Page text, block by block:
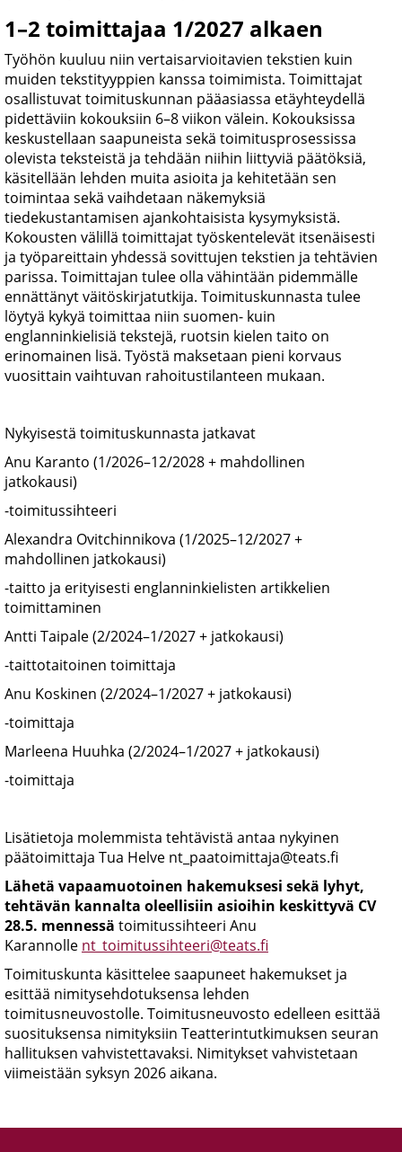
1–2 toimittajaa 1/2027 alkaen
Työhön kuuluu niin vertaisarvioitavien tekstien kuin
muiden tekstityyppien kanssa toimimista. Toimittajat
osallistuvat toimituskunnan pääasiassa etäyhteydellä
pidettäviin kokouksiin 6–8 viikon välein. Kokouksissa
keskustellaan saapuneista sekä toimitusprosessissa
olevista teksteistä ja tehdään niihin liittyviä päätöksiä,
käsitellään lehden muita asioita ja kehitetään sen
toimintaa sekä vaihdetaan näkemyksiä
tiedekustantamisen ajankohtaisista kysymyksistä.
Kokousten välillä toimittajat työskentelevät itsenäisesti
ja työpareittain yhdessä sovittujen tekstien ja tehtävien
parissa. Toimittajan tulee olla vähintään pidemmälle
ennättänyt väitöskirjatutkija. Toimituskunnasta tulee
löytyä kykyä toimittaa niin suomen- kuin
englanninkielisiä tekstejä, ruotsin kielen taito on
erinomainen lisä. Työstä maksetaan pieni korvaus
vuosittain vaihtuvan rahoitustilanteen mukaan.
Nykyisestä toimituskunnasta jatkavat
Anu Karanto (1/2026–12/2028 + mahdollinen
jatkokausi)
-toimitussihteeri
Alexandra Ovitchinnikova (1/2025–12/2027 +
mahdollinen jatkokausi)
-taitto ja erityisesti englanninkielisten artikkelien
toimittaminen
Antti Taipale (2/2024–1/2027 + jatkokausi)
-taittotaitoinen toimittaja
Anu Koskinen (2/2024–1/2027 + jatkokausi)
-toimittaja
Marleena Huuhka (2/2024–1/2027 + jatkokausi)
-toimittaja
Lisätietoja molemmista tehtävistä antaa nykyinen
päätoimittaja Tua Helve nt_paatoimittaja@teats.fi
Lähetä vapaamuotoinen hakemuksesi sekä lyhyt,
tehtävän kannalta oleellisiin asioihin keskittyvä CV
28.5. mennessä toimitussihteeri Anu
Karannolle nt_toimitussihteeri@teats.fi
Toimituskunta käsittelee saapuneet hakemukset ja
esittää nimitysehdotuksensa lehden
toimitusneuvostolle. Toimitusneuvosto edelleen esittää
suosituksensa nimityksiin Teatterintutkimuksen seuran
hallituksen vahvistettavaksi. Nimitykset vahvistetaan
viimeistään syksyn 2026 aikana.